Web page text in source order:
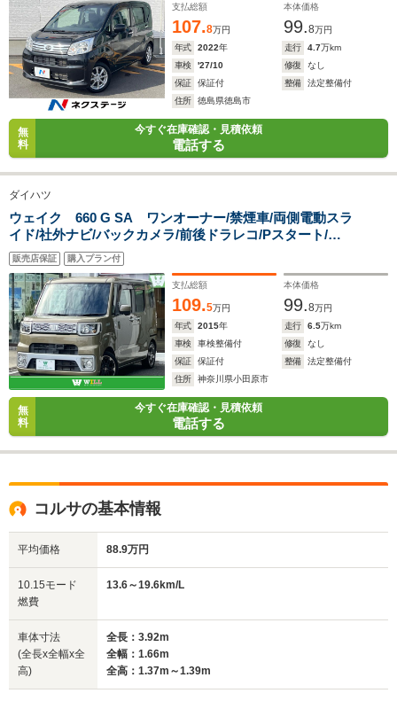
再生 支払総額
107.8万円
本体価格
99.8万円
年式
2022年 走行 4.7万km
車検
'27/10 修復
なし
保証
保証付 整備
法定整備付
住所
徳島県徳島市
無
料
今すぐ在庫確認・見積依頼
電話する
ダイハツ
ウェイク 660 G SA ワンオーナー/禁煙車/両側電動スラ
イド/社外ナビ/バックカメラ/前後ドラレコ/Pスタート/ス
マートキー/ETC/スマートアシスト
販売店保証 購入プラン付
支払総額
109.5万円
本体価格
99.8万円
年式
2015年 走行 6.5万km
車検
車検整備付 修復
なし
保証
保証付 整備
法定整備付
住所
神奈川県小田原市
無
料
今すぐ在庫確認・見積依頼
電話する
コルサの基本情報
平均価格 88.9万円
10.15モード
燃費
13.6～19.6km/L
車体寸法
(全長x全幅x全
高)
全長：3.92m
全幅：1.66m
全高：1.37m～1.39m